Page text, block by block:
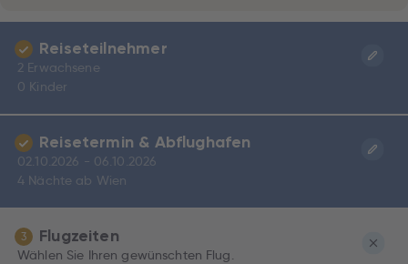
Reiseteilnehmer
2 Erwachsene
0 Kinder
Reisetermin & Abflughafen
02.10.2026 - 06.10.2026
4 Nächte ab Wien
3 Flugzeiten
Wählen Sie Ihren gewünschten Flug.